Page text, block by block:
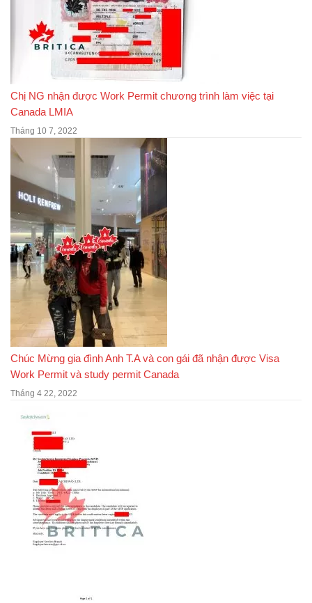
Chị NG nhận được Work Permit chương trình làm việc tại
Canada LMIA
Tháng 10 7, 2022
Chúc Mừng gia đình Anh T.A và con gái đã nhận được Visa
Work Permit và study permit Canada
Tháng 4 22, 2022